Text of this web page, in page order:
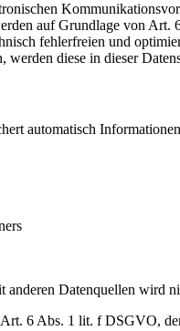
auf Grundlage von Art.
fehlerfreien und
werden diese in dieser
automatisch
anderen Datenquellen wird
6 Abs. 1 lit. f DSGVO,